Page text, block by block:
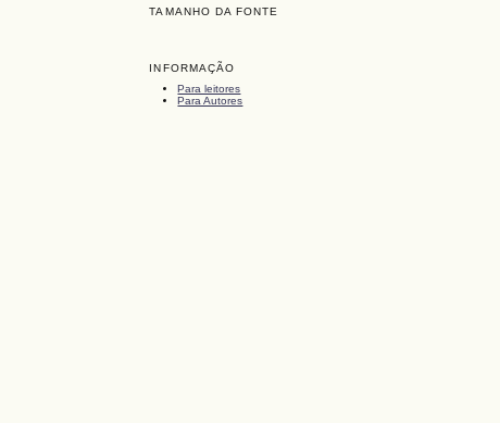
TAMANHO DA FONTE
INFORMAÇÃO
Para leitores
Para Autores